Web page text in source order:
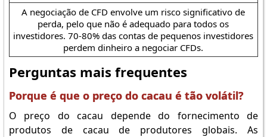
A negociação de CFD envolve um risco significativo de
perda, pelo que não é adequado para todos os
investidores. 70-80% das contas de pequenos investidores
perdem dinheiro a negociar CFDs.
Perguntas mais frequentes
Porque é que o preço do cacau é tão volátil?
O preço do cacau depende do fornecimento de
produtos de cacau de produtores globais. As